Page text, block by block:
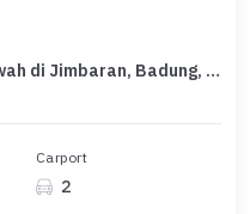
Kesempatan Langka, rumah Mewah di Jimbaran, Badung, LB 800m²
Carport
2